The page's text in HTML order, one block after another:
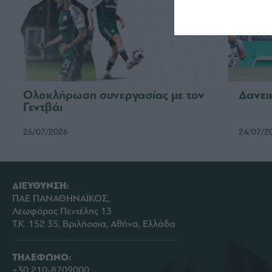
Ολοκλήρωση συνεργασίας με τον
Γεντβάι
26/07/2026 24/07/
ΔΙΕΥΘΥΝΣΗ:
ΠΑΕ ΠΑΝΑΘΗΝΑΪΚΟΣ,
Λεωφόρος Πεντέλης 13
Τ.Κ. 152 35, Βριλήσσια, Αθήνα, Ελλάδα
ΤΗΛΕΦΩΝΟ: